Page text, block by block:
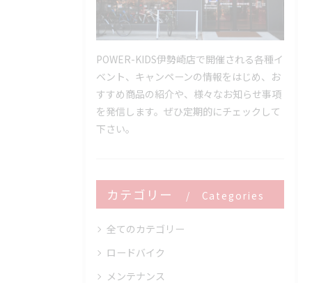
POWER-KIDS伊勢崎店で開催される各種イ
ベント、キャンペーンの情報をはじめ、お
すすめ商品の紹介や、様々なお知らせ事項
を発信します。ぜひ定期的にチェックして
下さい。
カテゴリー Categories
全てのカテゴリー
ロードバイク
メンテナンス